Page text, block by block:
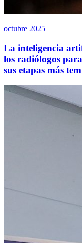
octubre 2025
La inteligencia
los radiólogos
sus etapas más